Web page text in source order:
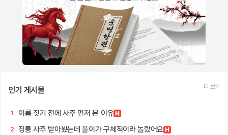
인기 게시물 더 보기
1 이름 짓기 전에 사주 먼저 본 이유
2 정통 사주 받아봤는데 풀이가 구체적이라 놀랐어요